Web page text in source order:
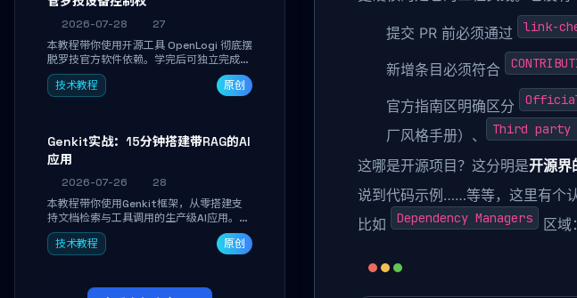
2026-07-28
27
本教程带你使用开源工具 OpenLogi 彻底摆
脱罗技官方软件依赖。学完后可独立完成设
备识别、按键重映射、DPI曲线配置与
SmartShift调节，实现完全离线控制，保
技术教程 原创
Genkit实战：15分钟搭建带RAG的AI
应用
2026-07-26
28
本教程带你使用Genkit框架，从零搭建支
持文档检索与工具调用的生产级AI应用。通
过环境配置、核心代码编写与调试避坑指
南，学完即可掌握多模型切换、RAG管道构
技术教程 原创
提交 PR 前必须通过 link-
新增条目必须符合
官方指南区明确区分
厂风格手册）、
Third party
这哪是开源项目？这分明是开源界
说到代码示例……等等，这里有个
比如
Dependency Managers 区域：